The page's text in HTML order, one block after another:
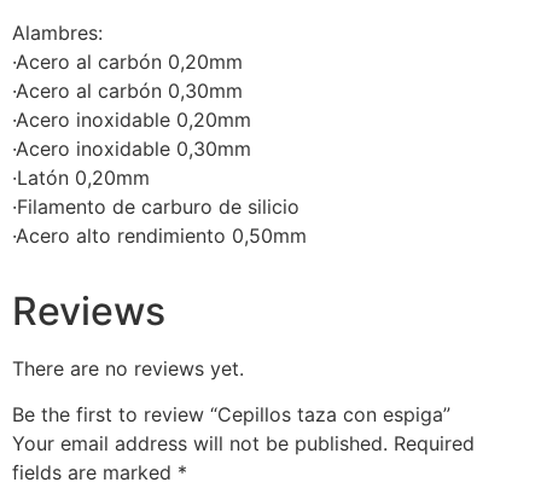
Alambres:
·Acero al carbón 0,20mm
·Acero al carbón 0,30mm
·Acero inoxidable 0,20mm
·Acero inoxidable 0,30mm
·Latón 0,20mm
·Filamento de carburo de silicio
·Acero alto rendimiento 0,50mm
Reviews
There are no reviews yet.
Be the first to review “Cepillos taza con espiga”
Your email address will not be published. Required
fields are marked *